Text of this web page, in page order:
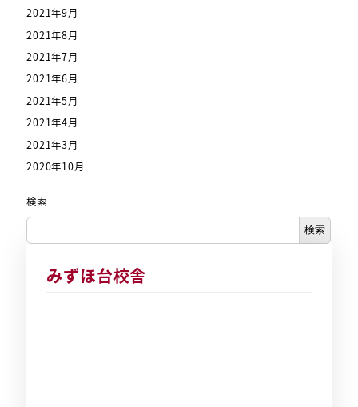
2021年9月
2021年8月
2021年7月
2021年6月
2021年5月
2021年4月
2021年3月
2020年10月
検索
検索
みずほ台校舎